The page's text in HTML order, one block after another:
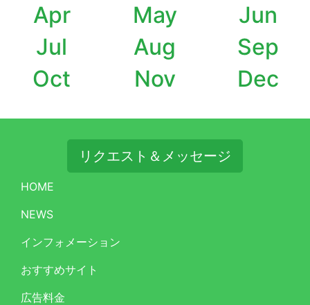
Apr
May
Jun
Jul
Aug
Sep
Oct
Nov Dec
リクエスト＆メッセージ
HOME
NEWS
インフォメーション
おすすめサイト
広告料金